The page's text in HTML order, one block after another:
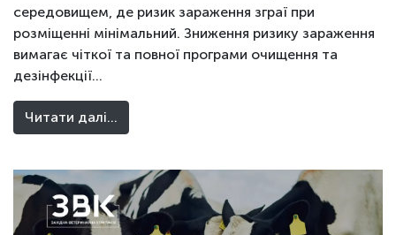
середовищем, де ризик зараження зграї при
розміщенні мінімальний. Зниження ризику зараження
вимагає чіткої та повної програми очищення та
дезінфекції…
Читати далі…